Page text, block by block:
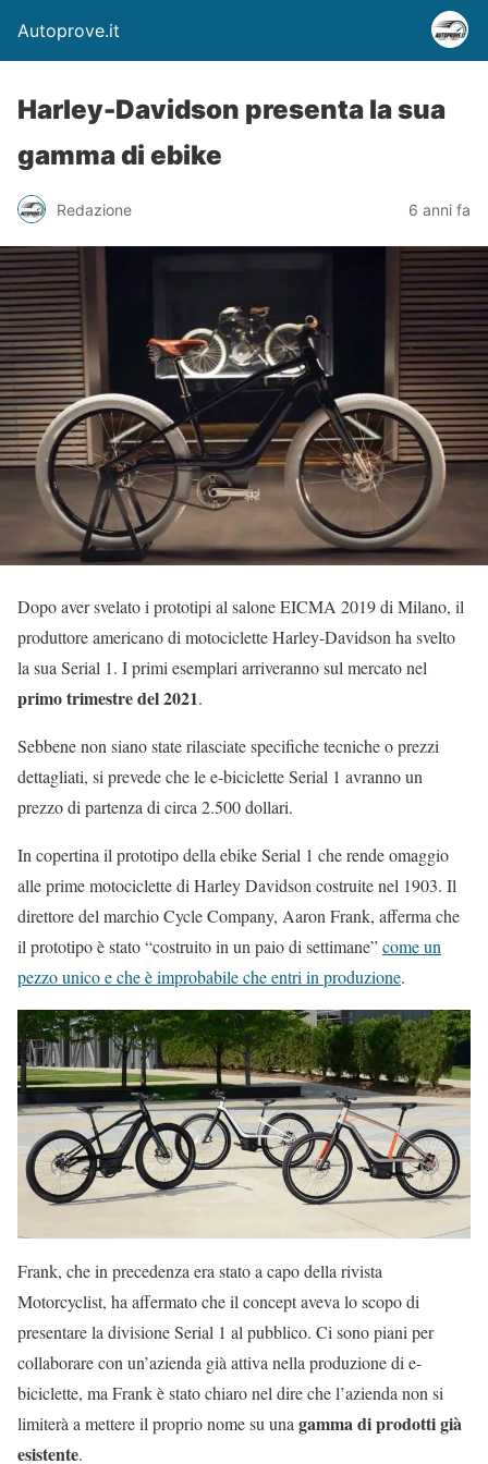
Autoprove.it
Harley-Davidson presenta la sua
gamma di ebike
Redazione 6 anni fa
Dopo aver svelato i prototipi al salone EICMA 2019 di Milano, il
produttore americano di motociclette Harley-Davidson ha svelto
la sua Serial 1. I primi esemplari arriveranno sul mercato nel
primo trimestre del 2021.
Sebbene non siano state rilasciate specifiche tecniche o prezzi
dettagliati, si prevede che le e-biciclette Serial 1 avranno un
prezzo di partenza di circa 2.500 dollari.
In copertina il prototipo della ebike Serial 1 che rende omaggio
alle prime motociclette di Harley Davidson costruite nel 1903. Il
direttore del marchio Cycle Company, Aaron Frank, afferma che
il prototipo è stato “costruito in un paio di settimane”come un
pezzo unico e che è improbabile che entri in produzione.
Frank, che in precedenza era stato a capo della rivista
Motorcyclist, ha affermato che il concept aveva lo scopo di
presentare la divisione Serial 1 al pubblico. Ci sono piani per
collaborare con un’azienda già attiva nella produzione di e-
biciclette, ma Frank è stato chiaro nel dire che l’azienda non si
limiterà a mettere il proprio nome su una gamma di prodotti già
esistente.